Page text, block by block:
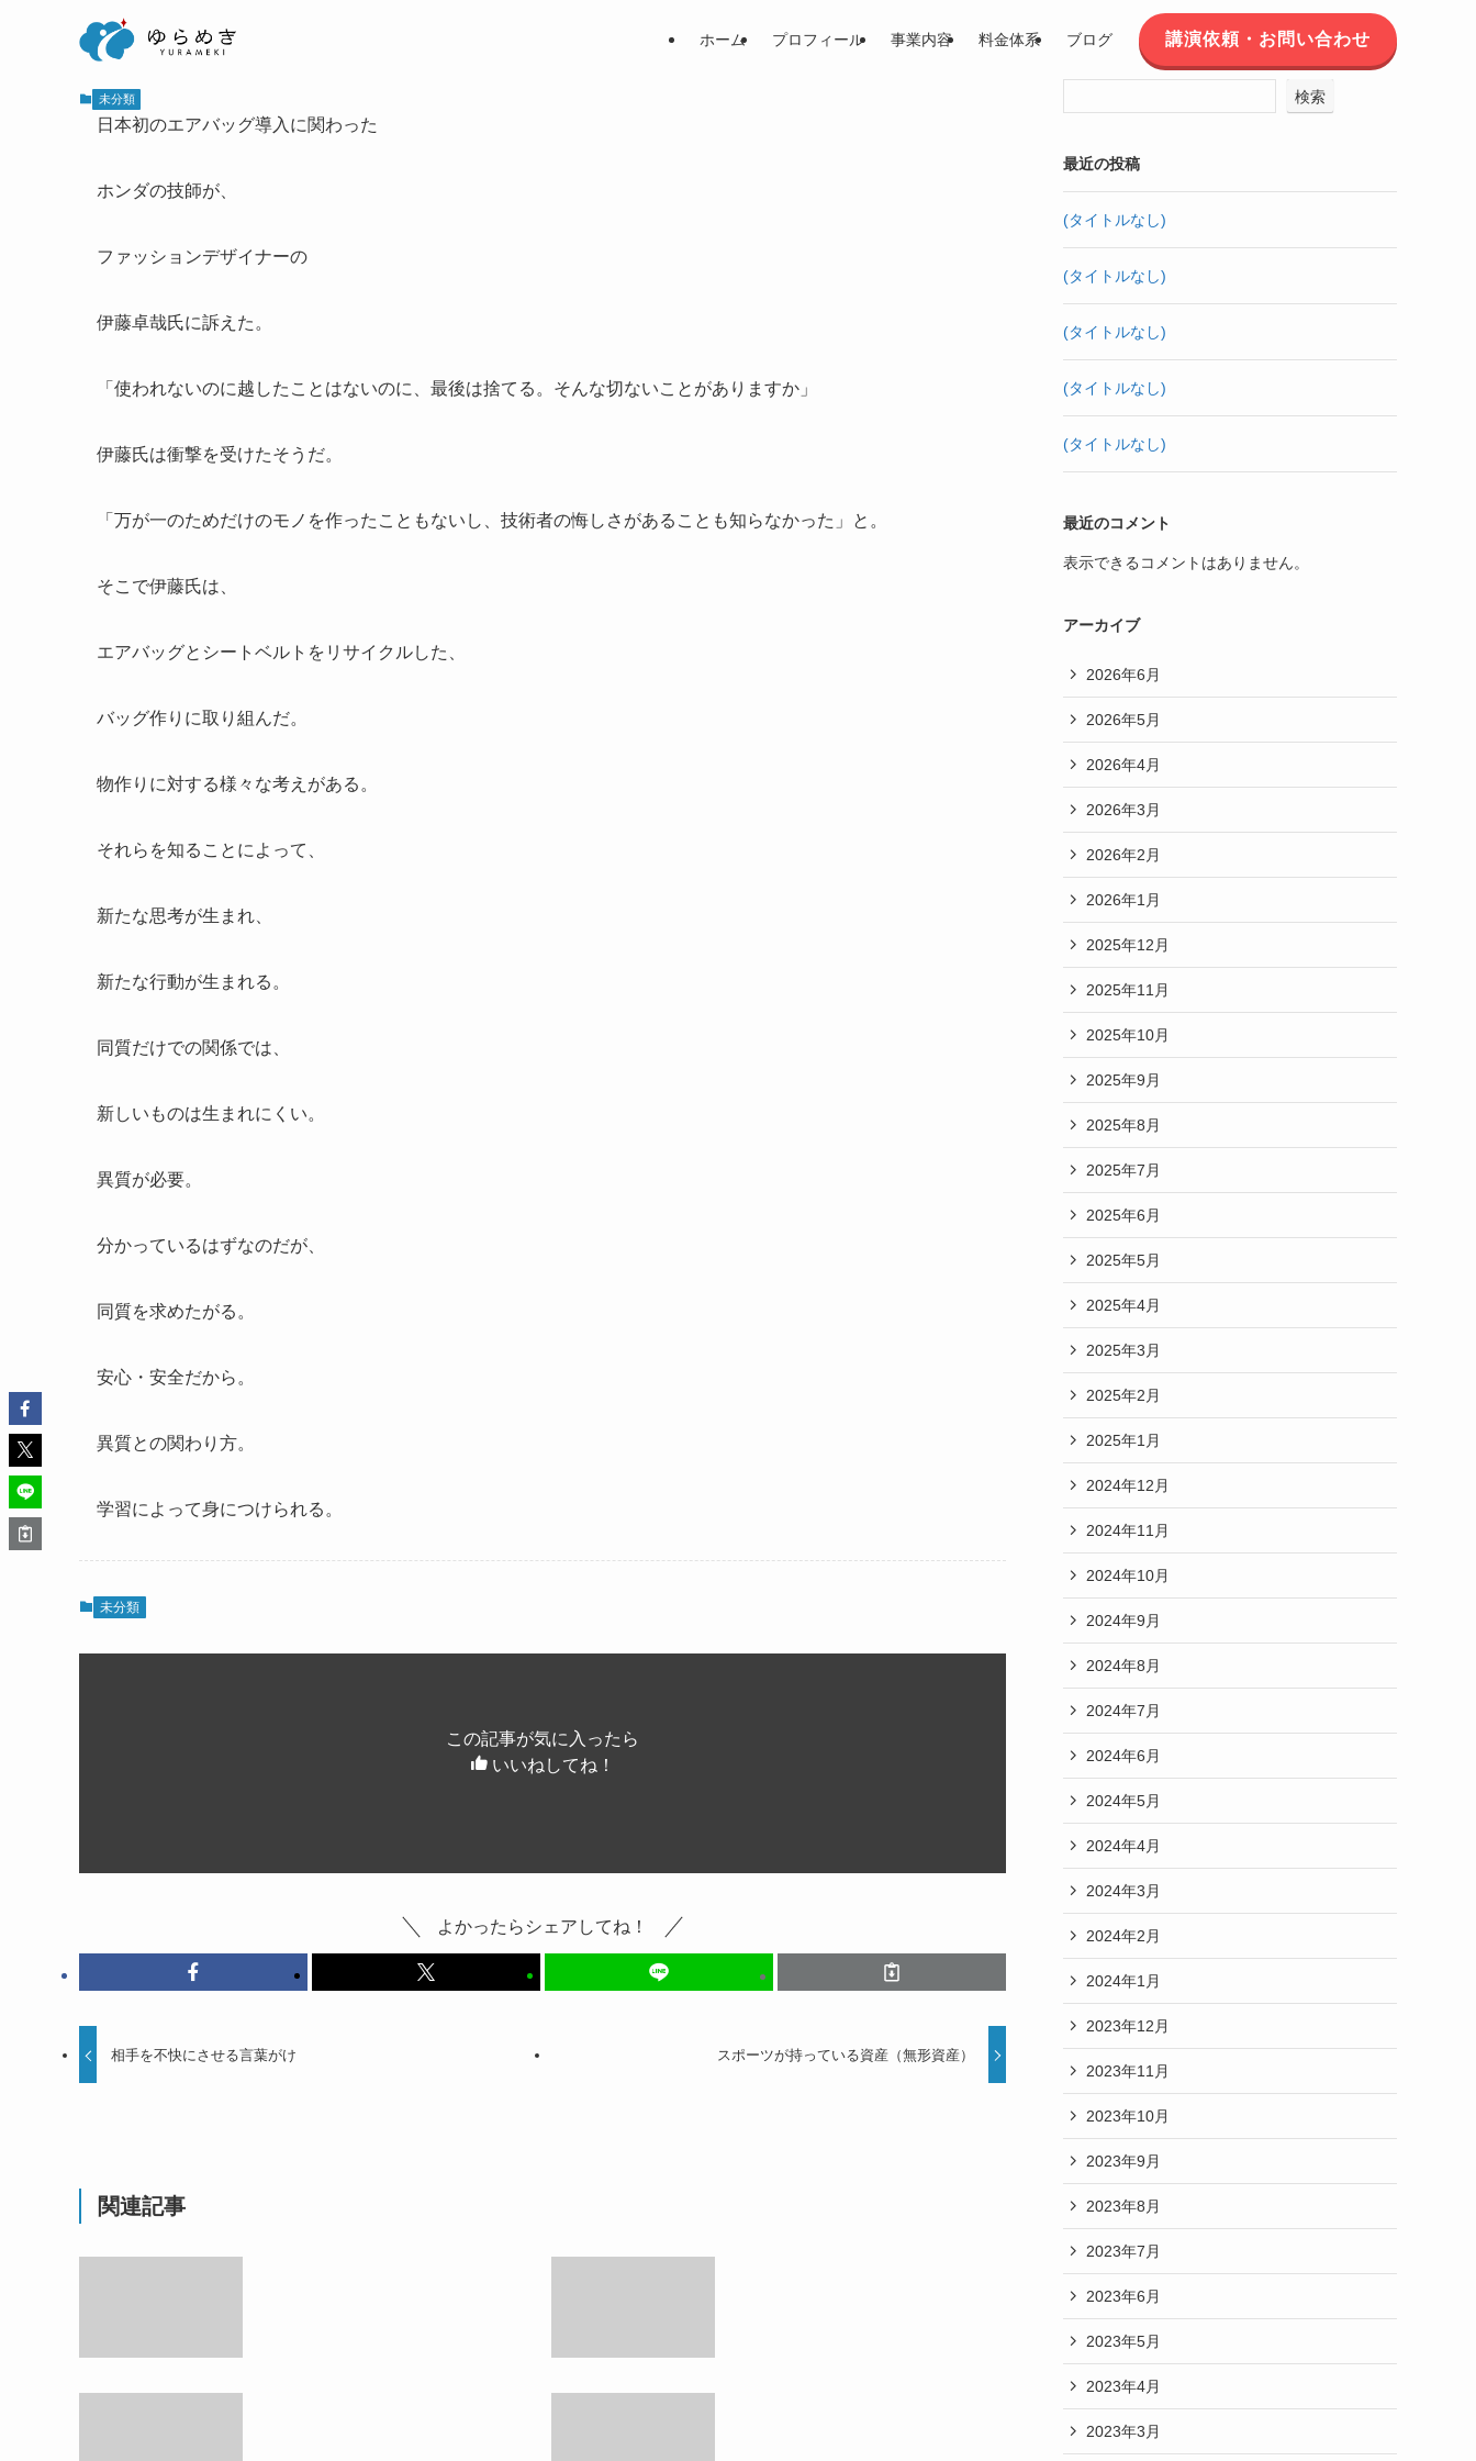
ホーム プロフィール 事業内容 料金体系 ブログ 講演依頼・お問い合わせ
未分類
日本初のエアバッグ導入に関わった
ホンダの技師が、
ファッションデザイナーの
伊藤卓哉氏に訴えた。
「使われないのに越したことはないのに、最後は捨てる。そんな切ないことがありますか」
伊藤氏は衝撃を受けたそうだ。
「万が一のためだけのモノを作ったこともないし、技術者の悔しさがあることも知らなかった」と。
そこで伊藤氏は、
エアバッグとシートベルトをリサイクルした、
バッグ作りに取り組んだ。
物作りに対する様々な考えがある。
それらを知ることによって、
新たな思考が生まれ、
新たな行動が生まれる。
同質だけでの関係では、
新しいものは生まれにくい。
異質が必要。
分かっているはずなのだが、
同質を求めたがる。
安心・安全だから。
異質との関わり方。
学習によって身につけられる。
未分類
この記事が気に入ったら
いいねしてね！
よかったらシェアしてね！
相手を不快にさせる言葉がけ スポーツが持っている資産（無形資産）
関連記事
検索
最近の投稿
(タイトルなし)
(タイトルなし)
(タイトルなし)
(タイトルなし)
(タイトルなし)
最近のコメント
表示できるコメントはありません。
アーカイブ
2026年6月
2026年5月
2026年4月
2026年3月
2026年2月
2026年1月
2025年12月
2025年11月
2025年10月
2025年9月
2025年8月
2025年7月
2025年6月
2025年5月
2025年4月
2025年3月
2025年2月
2025年1月
2024年12月
2024年11月
2024年10月
2024年9月
2024年8月
2024年7月
2024年6月
2024年5月
2024年4月
2024年3月
2024年2月
2024年1月
2023年12月
2023年11月
2023年10月
2023年9月
2023年8月
2023年7月
2023年6月
2023年5月
2023年4月
2023年3月